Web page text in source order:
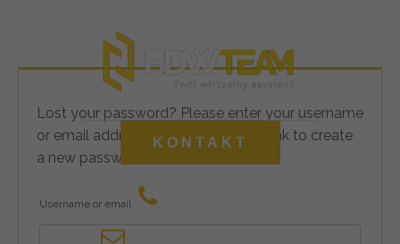
KONTAKT
Lost your password? Please enter your username
or email address. You will receive a link to create
a new password via email.
Username or email